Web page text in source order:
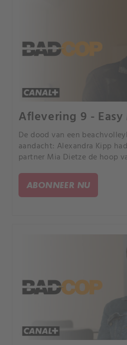
Aflevering 9 -
De dood van een
aandacht: Alexandra Kipp
partner Mia Dietze de hoop
Olympia voorbij en manager
realiseert zich dat hij veel
verspild.
ABONNEER NU